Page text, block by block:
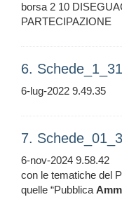
borsa 2 10
PARTECIPAZIONE
6.
6-lug-2022 9.49.35
7.
6-nov-2024 9.58.42
con le tematiche del
quelle “Pubblica